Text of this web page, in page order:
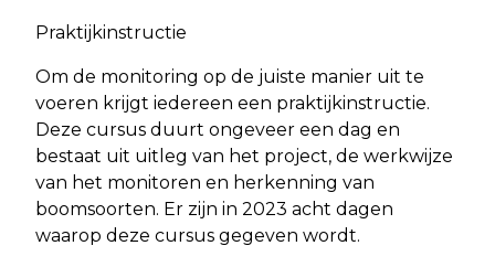
Praktijkinstructie
Om de monitoring op de juiste manier uit te
voeren krijgt iedereen een praktijkinstructie.
Deze cursus duurt ongeveer een dag en
bestaat uit uitleg van het project, de werkwijze
van het monitoren en herkenning van
boomsoorten. Er zijn in 2023 acht dagen
waarop deze cursus gegeven wordt.